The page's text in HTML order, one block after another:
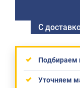
С
Подбираем
Уточняем